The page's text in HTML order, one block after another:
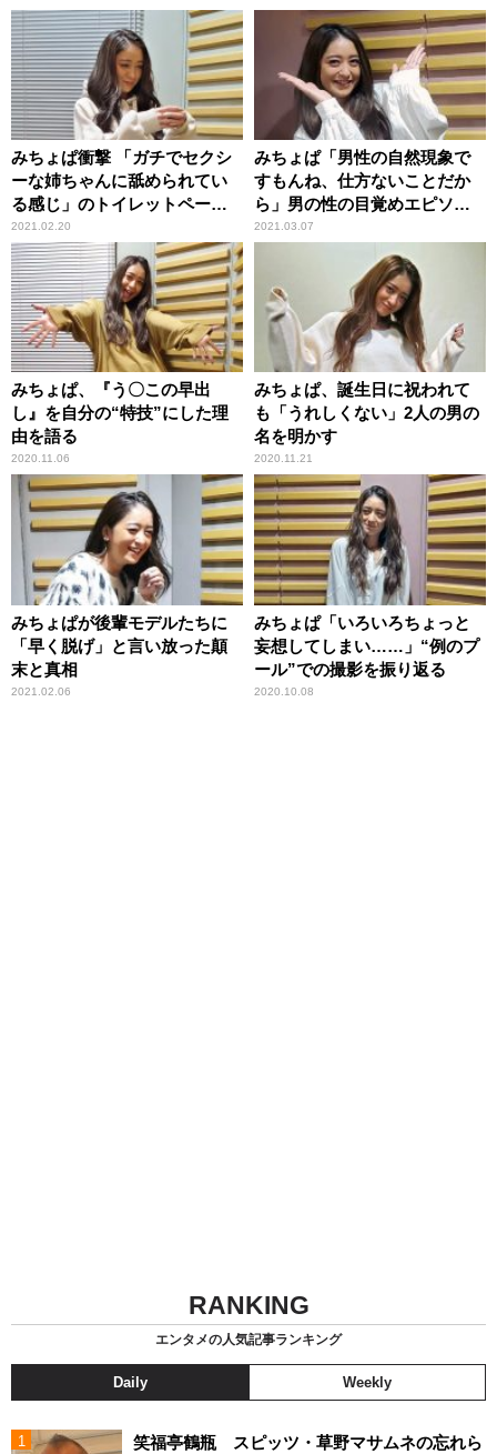
みちょぱ衝撃 「ガチでセクシ
ーな姉ちゃんに舐められてい
る感じ」のトイレットペーパ
ーイラストを目にして
2021.02.20
みちょぱ「男性の自然現象で
すもんね、仕方ないことだか
ら」男の性の目覚めエピソー
ドに理解
2021.03.07
みちょぱ、『う〇この早出
し』を自分の“特技”にした理
由を語る
2020.11.06
みちょぱ、誕生日に祝われて
も「うれしくない」2人の男の
名を明かす
2020.11.21
みちょぱが後輩モデルたちに
「早く脱げ」と言い放った顛
末と真相
2021.02.06
みちょぱ「いろいろちょっと
妄想してしまい……」“例のプ
ール”での撮影を振り返る
2020.10.08
RANKING
エンタメの人気記事ランキング
Daily Weekly
笑福亭鶴瓶 スピッツ・草野マサムネの忘れら